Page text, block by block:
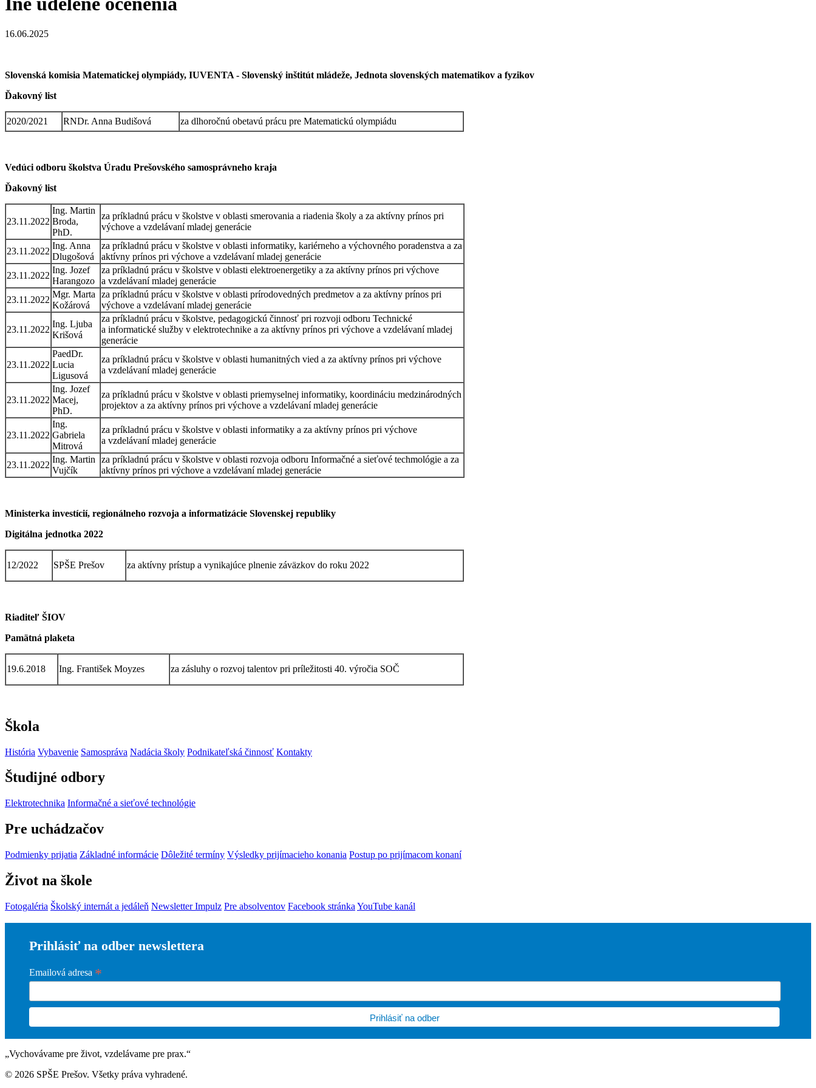
16.06.2025
Slovenská komisia Matematickej olympiády, IUVENTA - Slovenský inštitút mládeže, Jednota slovenských matematikov a fyzikov
Ďakovný list
2020/2021 RNDr. Anna Budišová za dlhoročnú obetavú prácu pre Matematickú olympiádu
Vedúci odboru školstva Úradu Prešovského samosprávneho kraja
Ďakovný list
23.11.2022
Ing. Martin
Broda,
PhD.
za príkladnú prácu v školstve v oblasti smerovania a riadenia školy a za aktívny prínos pri
výchove a vzdelávaní mladej generácie
23.11.2022
Ing. Anna
Dlugošová
za príkladnú prácu v školstve v oblasti informatiky, kariérneho a výchovného poradenstva a za
aktívny prínos pri výchove a vzdelávaní mladej generácie
23.11.2022
Ing. Jozef
Harangozo
za príkladnú prácu v školstve v oblasti elektroenergetiky a za aktívny prínos pri výchove
a vzdelávaní mladej generácie
23.11.2022
Mgr. Marta
Kožárová
za príkladnú prácu v školstve v oblasti prírodovedných predmetov a za aktívny prínos pri
výchove a vzdelávaní mladej generácie
23.11.2022
Ing. Ljuba
Krišová
za príkladnú prácu v školstve, pedagogickú činnosť pri rozvoji odboru Technické
a informatické služby v elektrotechnike a za aktívny prínos pri výchove a vzdelávaní mladej
generácie
23.11.2022
PaedDr.
Lucia
Ligusová
za príkladnú prácu v školstve v oblasti humanitných vied a za aktívny prínos pri výchove
a vzdelávaní mladej generácie
23.11.2022
Ing. Jozef
Macej,
PhD.
za príkladnú prácu v školstve v oblasti priemyselnej informatiky, koordináciu medzinárodných
projektov a za aktívny prínos pri výchove a vzdelávaní mladej generácie
23.11.2022
Ing.
Gabriela
Mitrová
za príkladnú prácu v školstve v oblasti informatiky a za aktívny prínos pri výchove
a vzdelávaní mladej generácie
23.11.2022
Ing. Martin
Vujčík
za príkladnú prácu v školstve v oblasti rozvoja odboru Informačné a sieťové techmológie a za
aktívny prínos pri výchove a vzdelávaní mladej generácie
Ministerka investícií, regionálneho rozvoja a informatizácie Slovenskej republiky
Digitálna jednotka 2022
12/2022 SPŠE Prešov za aktívny prístup a vynikajúce plnenie záväzkov do roku 2022
Riaditeľ ŠIOV
Pamätná plaketa
19.6.2018 Ing. František Moyzes za zásluhy o rozvoj talentov pri príležitosti 40. výročia SOČ
Škola
História Vybavenie Samospráva Nadácia školy Podnikateľská činnosť Kontakty
Študijné odbory
Elektrotechnika Informačné a sieťové technológie
Pre uchádzačov
Podmienky prijatia Základné informácie Dôležité termíny Výsledky prijímacieho konania Postup po prijímacom konaní
Život na škole
Fotogaléria Školský internát a jedáleň Newsletter Impulz Pre absolventov Facebook stránka YouTube kanál
Prihlásiť na odber newslettera
Emailová adresa *
„Vychovávame pre život, vzdelávame pre prax.“
© 2026 SPŠE Prešov. Všetky práva vyhradené.